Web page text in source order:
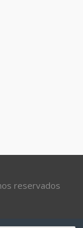
reservados